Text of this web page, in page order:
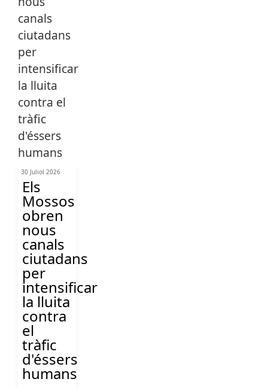
30 Juliol 2026
Els
Mossos
obren
nous
canals
ciutadans
per
intensificar
la lluita
contra
el
tràfic
d'éssers
humans